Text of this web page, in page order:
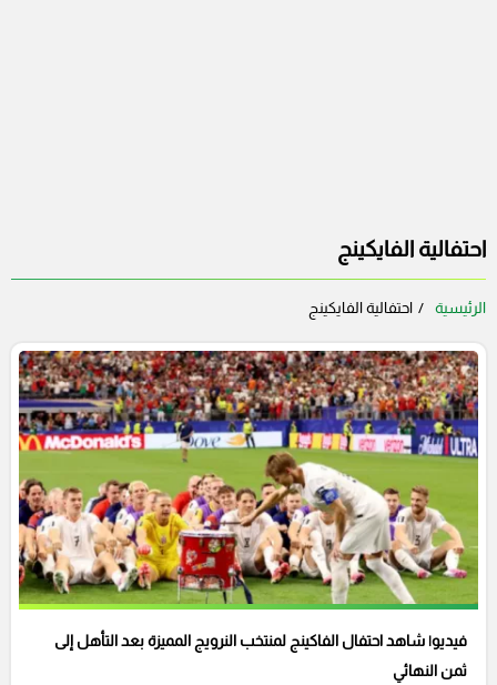
احتفالية الفايكينج
الرئيسية احتفالية الفايكينج
فيديو| شاهد احتفال الفاكينج لمنتخب النرويج المميزة بعد التأهل إلى
ثمن النهائي